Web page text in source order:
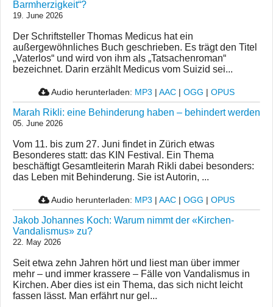
Barmherzigkeit“?
19. June 2026
Der Schriftsteller Thomas Medicus hat ein
außergewöhnliches Buch geschrieben. Es trägt den Titel
„Vaterlos“ und wird von ihm als „Tatsachenroman“
bezeichnet. Darin erzählt Medicus vom Suizid sei...
Audio herunterladen: MP3 | AAC | OGG | OPUS
Marah Rikli: eine Behinderung haben – behindert werden
05. June 2026
Vom 11. bis zum 27. Juni findet in Zürich etwas
Besonderes statt: das KIN Festival. Ein Thema
beschäftigt Gesamtleiterin Marah Rikli dabei besonders:
das Leben mit Behinderung. Sie ist Autorin, ...
Audio herunterladen: MP3 | AAC | OGG | OPUS
Jakob Johannes Koch: Warum nimmt der «Kirchen-
Vandalismus» zu?
22. May 2026
Seit etwa zehn Jahren hört und liest man über immer
mehr – und immer krassere – Fälle von Vandalismus in
Kirchen. Aber dies ist ein Thema, das sich nicht leicht
fassen lässt. Man erfährt nur gel...